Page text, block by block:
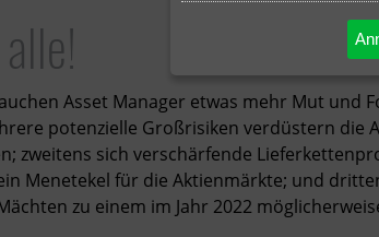
Asset Manager etwas mehr Mut und
potenzielle Großrisiken verdüstern die
zweitens sich verschärfende
Menetekel für die Aktienmärkte; und
zu einem im Jahr 2022